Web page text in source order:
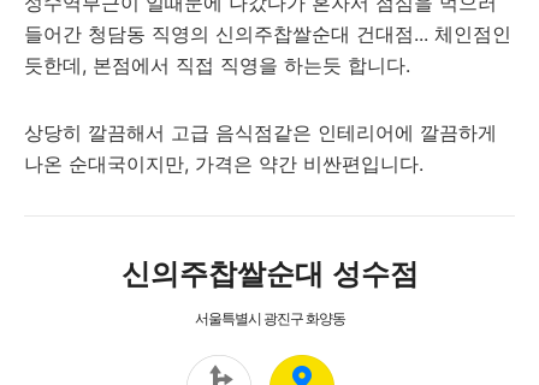
들어간 청담동 직영의 신의주찹쌀순대 건대점... 체인점인
듯한데, 본점에서 직접 직영을 하는듯 합니다.
상당히 깔끔해서 고급 음식점같은 인테리어에 깔끔하게
나온 순대국이지만, 가격은 약간 비싼편입니다.